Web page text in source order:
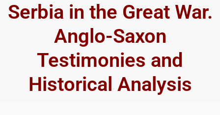
Serbia in the Great War.
Anglo-Saxon
Testimonies and
Historical Analysis